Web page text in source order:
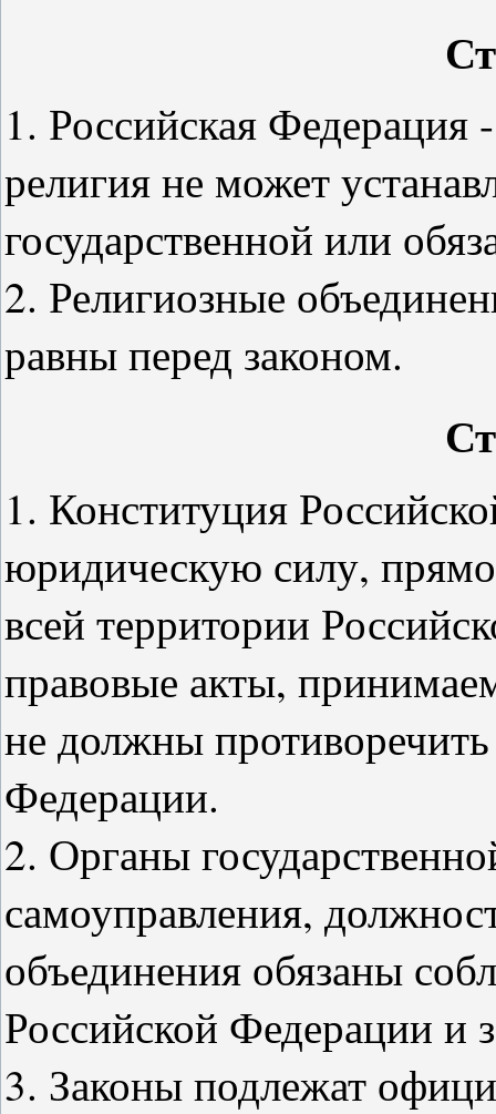
1. Российская Федерация
религия не может
государственной или
2. Религиозные
равны перед законом.
1. Конституция
юридическую силу,
всей территории
правовые акты,
не должны
Федерации.
2. Органы
самоуправления,
объединения обязаны
Российской Федерации и
3. Законы подлежат